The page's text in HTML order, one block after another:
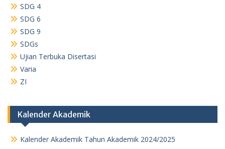
SDG 4
SDG 6
SDG 9
SDGs
Ujian Terbuka Disertasi
Varia
ZI
Kalender Akademik
Kalender Akademik Tahun Akademik 2024/2025